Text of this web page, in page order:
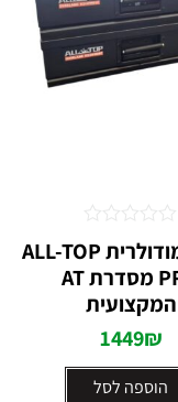
מגירה מודולרית ALL-TOP
PRO מסדרת AT
המקצועית
1449₪
הוספה לסל
0
מתוך